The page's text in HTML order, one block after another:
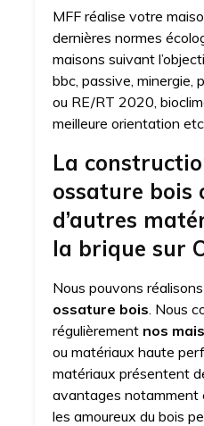
MFF réalise votre
dernières normes
maisons suivant
bbc, passive, minergie,
ou RE/RT 2020,
meilleure orientation
La
ossature bois
d’autres
la brique sur
Nous pouvons
ossature bois. Nous
régulièrement nos
ou matériaux haute
matériaux présentent
avantages notamment
les amoureux du bois